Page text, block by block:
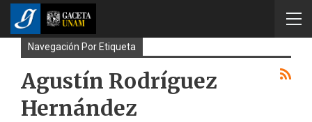
Navegación Por Etiqueta
Agustín Rodríguez
Hernández